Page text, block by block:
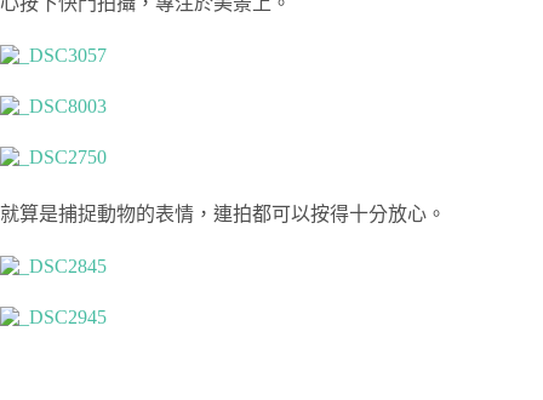
就算是捕捉動物的表情，連拍都可以按得十分放心。